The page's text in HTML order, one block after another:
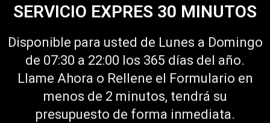
SERVICIO EXPRES 30 MINUTOS
Disponible para usted de Lunes a Domingo
de 07:30 a 22:00 los 365 días del año.
Llame Ahora o Rellene el Formulario en
menos de 2 minutos, tendrá su
presupuesto de forma inmediata.